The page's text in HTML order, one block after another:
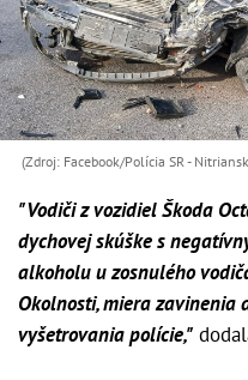
(Zdroj: Facebook/Polícia SR -
"Vodiči z vozidiel Škoda
dychovej skúške s
alkoholu u zosnulého
Okolnosti, miera zavinenia
vyšetrovania polície,"